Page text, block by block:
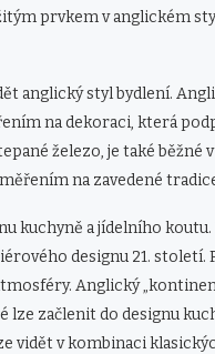
prvkem v anglickém
anglický styl bydlení.
na dekoraci, která
železo, je také
na zavedené
kuchyně a jídelního
designu 21. století.
Anglický
lze začlenit do designu
vidět v kombinaci